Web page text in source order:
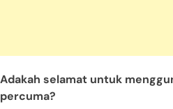
Adakah selamat untuk
percuma?